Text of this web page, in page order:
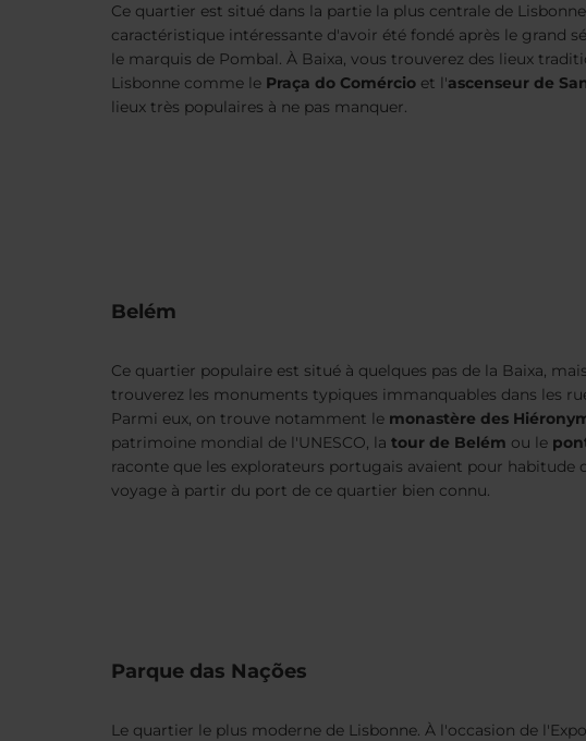
Ce quartier est situé dans la partie la plus centrale de
caractéristique intéressante d'avoir été fondé après le grand
le marquis de Pombal. À Baixa, vous trouverez des lieux
Lisbonne comme le Praça do Comércio et l'ascenseur de
lieux très populaires à ne pas manquer.
Belém
Ce quartier populaire est situé à quelques pas de la Baixa,
trouverez les monuments typiques immanquables dans les
Parmi eux, on trouve notamment le monastère des
patrimoine mondial de l'UNESCO, la tour de Belém ou le
raconte que les explorateurs portugais avaient pour habitude
voyage à partir du port de ce quartier bien connu.
Parque das Nações
Le quartier le plus moderne de Lisbonne. À l'occasion de